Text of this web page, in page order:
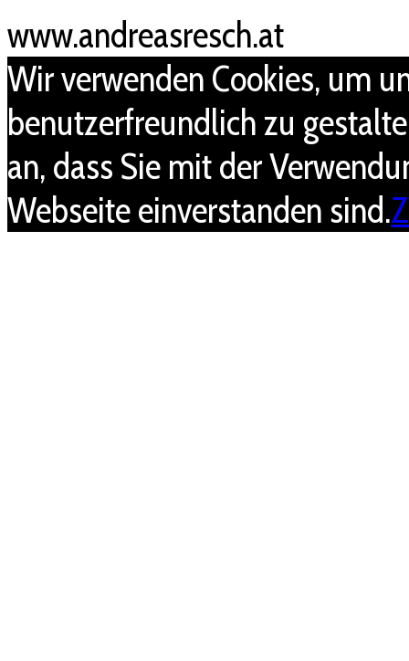
www.andreasresch.at
Wir verwenden Cookies, um
benutzerfreundlich zu
an, dass Sie mit der
Webseite einverstanden sind.